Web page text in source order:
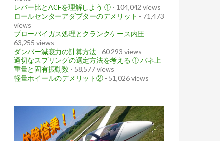
レバー比とACFを理解しよう ① - 104,042 views
ロールセンターアダプターのデメリット - 71,473
views
ブローバイガス処理とクランクケース内圧 -
63,255 views
ダンパー減衰力の計算方法 - 60,293 views
適切なスプリングの選定方法を考える ① バネ上
重量と固有振動数 - 58,577 views
軽量ホイールのデメリット② - 51,026 views